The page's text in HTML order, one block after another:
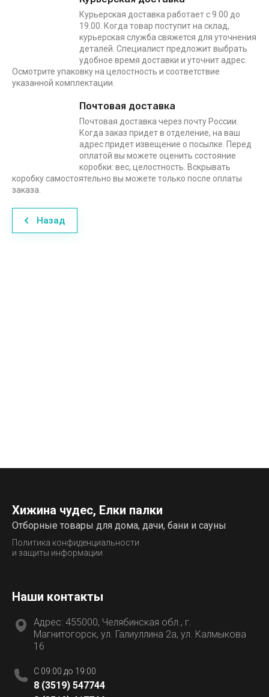
Курьерская доставка работает с 9.00 до
19.00. Когда товар поступит на склад,
курьерская служба свяжется для уточнения
деталей. Специалист предложит выбрать
удобное время доставки и уточнит адрес.
Осмотрите упаковку на целостность и соответствие
указанной комплектации.
Почтовая доставка
Почтовая доставка через почту России.
Когда заказ придет в отделение, на ваш
адрес придет извещение о посылке. Перед
оплатой вы можете оценить состояние
коробки: вес, целостность. Вскрывать
коробку самостоятельно вы можете только после оплаты
заказа.
Назад
Хижина чудес, Елки палки
Отборные товары для дома, дачи, бани и сауны
Политика конфиденциальности
и защиты информации
Наши контакты
Адрес: 455000, Челябинская обл., г.
Магнитогорск, ул. Галиуллина 2а, ул. Калмыкова
16
C 09:00 до 19:00
8 (3519) 547744